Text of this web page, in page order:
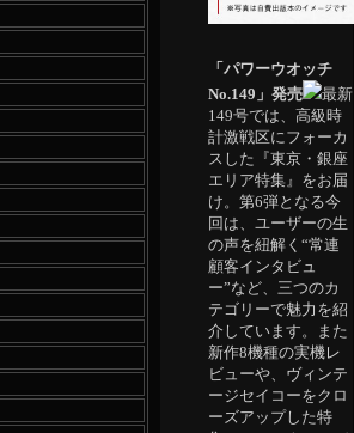
「パワーウオッチ
No.149」発売
最新
149号では、高級時
計激戦区にフォーカ
スした『東京・銀座
エリア特集』をお届
け。第6弾となる今
回は、ユーザーの生
の声を紐解く“常連
顧客インタビュ
ー”など、三つのカ
テゴリーで魅力を紹
介しています。また
新作8機種の実機レ
ビューや、ヴィンテ
ージセイコーをクロ
ーズアップした特